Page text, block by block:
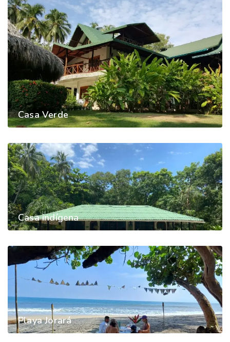
Casa Verde
Casa indígena
Playa Jorará